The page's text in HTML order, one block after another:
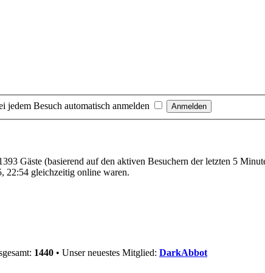
jedem Besuch automatisch anmelden
Gäste (basierend auf den aktiven Besuchern der letzten 5
22:54 gleichzeitig online waren.
1440 • Unser neuestes Mitglied: DarkAbbot